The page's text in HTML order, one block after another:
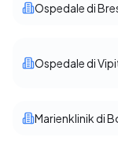
Ospedale di
Ospedale di
Marienklinik di